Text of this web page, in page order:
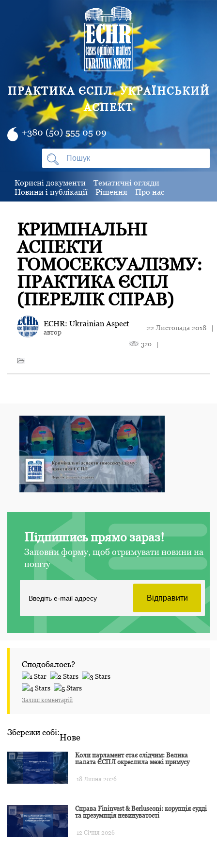
ПРАКТИКА ЄСПЛ. УКРАЇНСЬКИЙ
АСПЕКТ
+380 (50) 555 05 09
Корисні документи
Тематичні огляди
Новини і публікації
Рішення Про нас
КРИМІНАЛЬНІ
АСПЕКТИ
ГОМОСЕКСУАЛІЗМУ:
ПРАКТИКА ЄСПЛ
(ПЕРЕЛІК СПРАВ)
ECHR: Ukrainian Aspect
автор
22 Листопада 2018 |
320 |
Підпишись прямо зараз!
Заповни форму, щоб отримувати новини на
пошту
Сподобалось?
Залиш коментарій
Збережи собі:Нове
Коли парламент стає слідчим: Велика
палата ЄСПЛ окреслила межі примусу
18 Липня 2026
Справа Fininvest & Berlusconi: корупція судді
та презумпція невинуватості
12 Січня 2026